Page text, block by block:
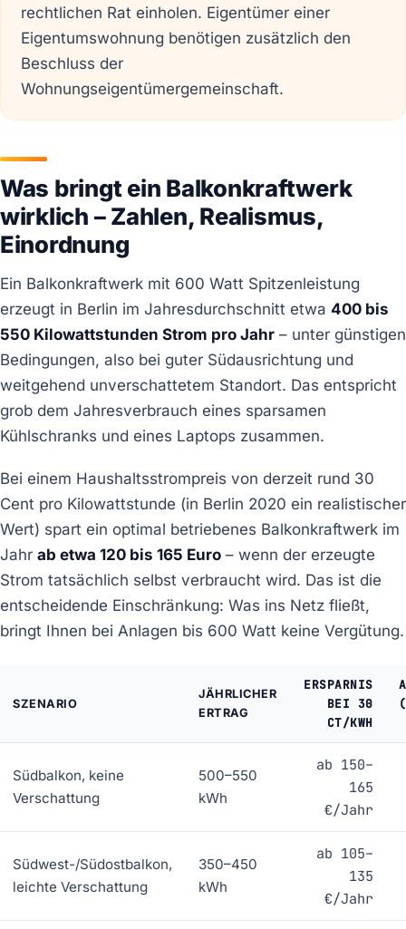
rechtlichen Rat einholen. Eigentümer einer
Eigentumswohnung benötigen zusätzlich den
Beschluss der
Wohnungseigentümergemeinschaft.
Was bringt ein Balkonkraftwerk
wirklich – Zahlen, Realismus,
Einordnung
Ein Balkonkraftwerk mit 600 Watt Spitzenleistung
erzeugt in Berlin im Jahresdurchschnitt etwa 400 bis
550 Kilowattstunden Strom pro Jahr – unter günstigen
Bedingungen, also bei guter Südausrichtung und
weitgehend unverschattetem Standort. Das entspricht
grob dem Jahresverbrauch eines sparsamen
Kühlschranks und eines Laptops zusammen.
Bei einem Haushaltsstrompreis von derzeit rund 30
Cent pro Kilowattstunde (in Berlin 2020 ein realistischer
Wert) spart ein optimal betriebenes Balkonkraftwerk im
Jahr ab etwa 120 bis 165 Euro – wenn der erzeugte
Strom tatsächlich selbst verbraucht wird. Das ist die
entscheidende Einschränkung: Was ins Netz fließt,
bringt Ihnen bei Anlagen bis 600 Watt keine Vergütung.
SZENARIO
JÄHRLICHER
ERTRAG
ERSPARNIS
BEI 30
CT/KWH
Südbalkon, keine
Verschattung
500–550
kWh
ab 150–
165
€/Jahr
Südwest-/Südostbalkon,
leichte Verschattung
350–450
kWh
ab 105–
135
€/Jahr